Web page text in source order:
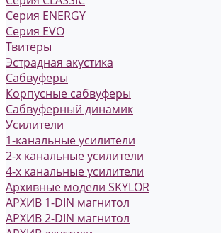
Серия ENERGY
Серия EVO
Твитеры
Эстрадная акустика
Сабвуферы
Корпусные сабвуферы
Сабвуферный динамик
Усилители
1-канальные усилители
2-х канальные усилители
4-х канальные усилители
Архивные модели SKYLOR
АРХИВ 1-DIN магнитол
АРХИВ 2-DIN магнитол